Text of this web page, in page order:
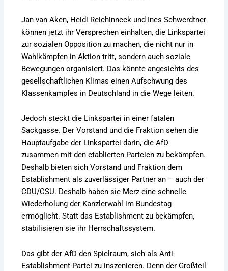
Jan van Aken, Heidi Reichinneck und Ines Schwerdtner
können jetzt ihr Versprechen einhalten, die Linkspartei
zur sozialen Opposition zu machen, die nicht nur in
Wahlkämpfen in Aktion tritt, sondern auch soziale
Bewegungen organisiert. Das könnte angesichts des
gesellschaftlichen Klimas einen Aufschwung des
Klassenkampfes in Deutschland in die Wege leiten.
Jedoch steckt die Linkspartei in einer fatalen
Sackgasse. Der Vorstand und die Fraktion sehen die
Hauptaufgabe der Linkspartei darin, die AfD
zusammen mit den etablierten Parteien zu bekämpfen.
Deshalb bieten sich Vorstand und Fraktion dem
Establishment als zuverlässiger Partner an – auch der
CDU/CSU. Deshalb haben sie Merz eine schnelle
Wiederholung der Kanzlerwahl im Bundestag
ermöglicht. Statt das Establishment zu bekämpfen,
stabilisieren sie ihr Herrschaftssystem.
Das gibt der AfD den Spielraum, sich als Anti-
Establishment-Partei zu inszenieren. Denn der Großteil